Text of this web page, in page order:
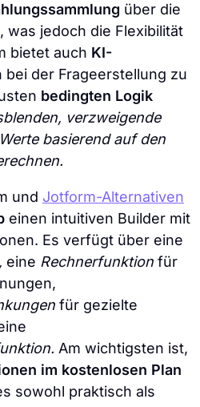
über die
was jedoch die Flexibilität
bietet auch KI-
bei der Frageerstellung zu
bedingten Logik
verzweigende
Werte basierend auf den
und Jotform-Alternativen
einen intuitiven Builder mit
Es verfügt über eine
eine Rechnerfunktion für
für gezielte
Am wichtigsten ist,
im kostenlosen Plan
sowohl praktisch als